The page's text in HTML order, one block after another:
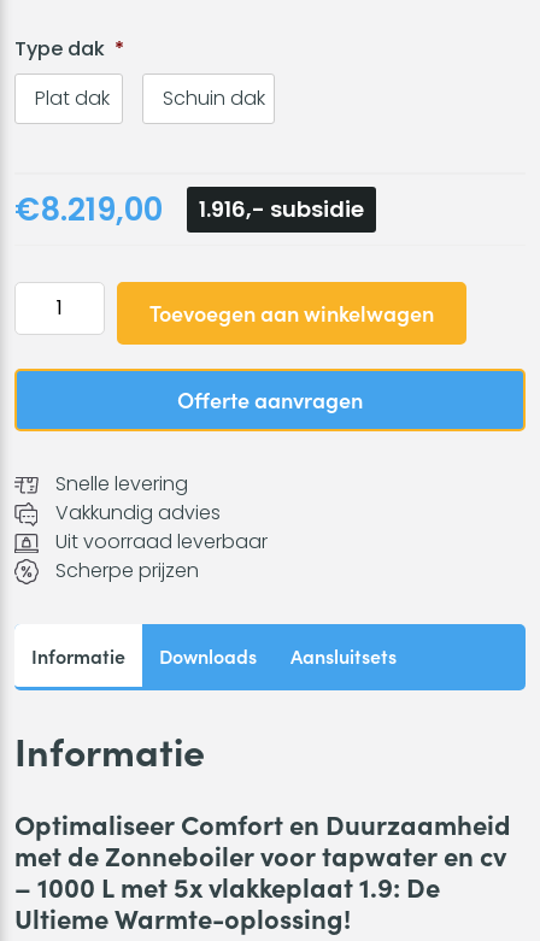
Type dak *
Plat dak
Schuin dak
€8.219,00 1.916,- subsidie
Trendy
Zonneboiler
tapwater
cv
-
1000
L
vlakkeplaat
1.9
Toevoegen aan winkelwagen
Offerte aanvragen
Snelle levering
Vakkundig advies
Uit voorraad leverbaar
Scherpe prijzen
Informatie Downloads Aansluitsets
Informatie
Optimaliseer Comfort en Duurzaamheid
met de Zonneboiler voor tapwater en cv
– 1000 L met 5x vlakkeplaat 1.9: De
Ultieme Warmte-oplossing!